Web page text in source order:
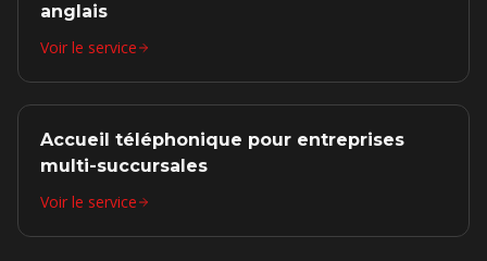
anglais
Voir le service
Accueil téléphonique pour entreprises
multi-succursales
Voir le service